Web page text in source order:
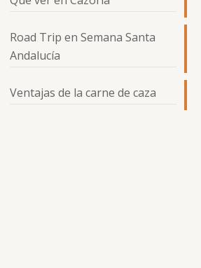
Road Trip en Semana Santa
Andalucía
Ventajas de la carne de caza